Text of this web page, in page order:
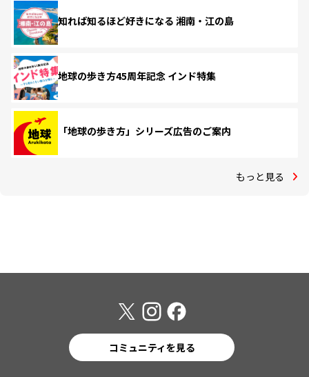
知れば知るほど好きになる 湘南・江の島
地球の歩き方45周年記念 インド特集
「地球の歩き方」シリーズ広告のご案内
もっと見る
コミュニティを見る